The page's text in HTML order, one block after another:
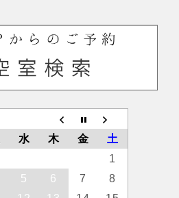
水 木 金
土
1
5 6 7
8